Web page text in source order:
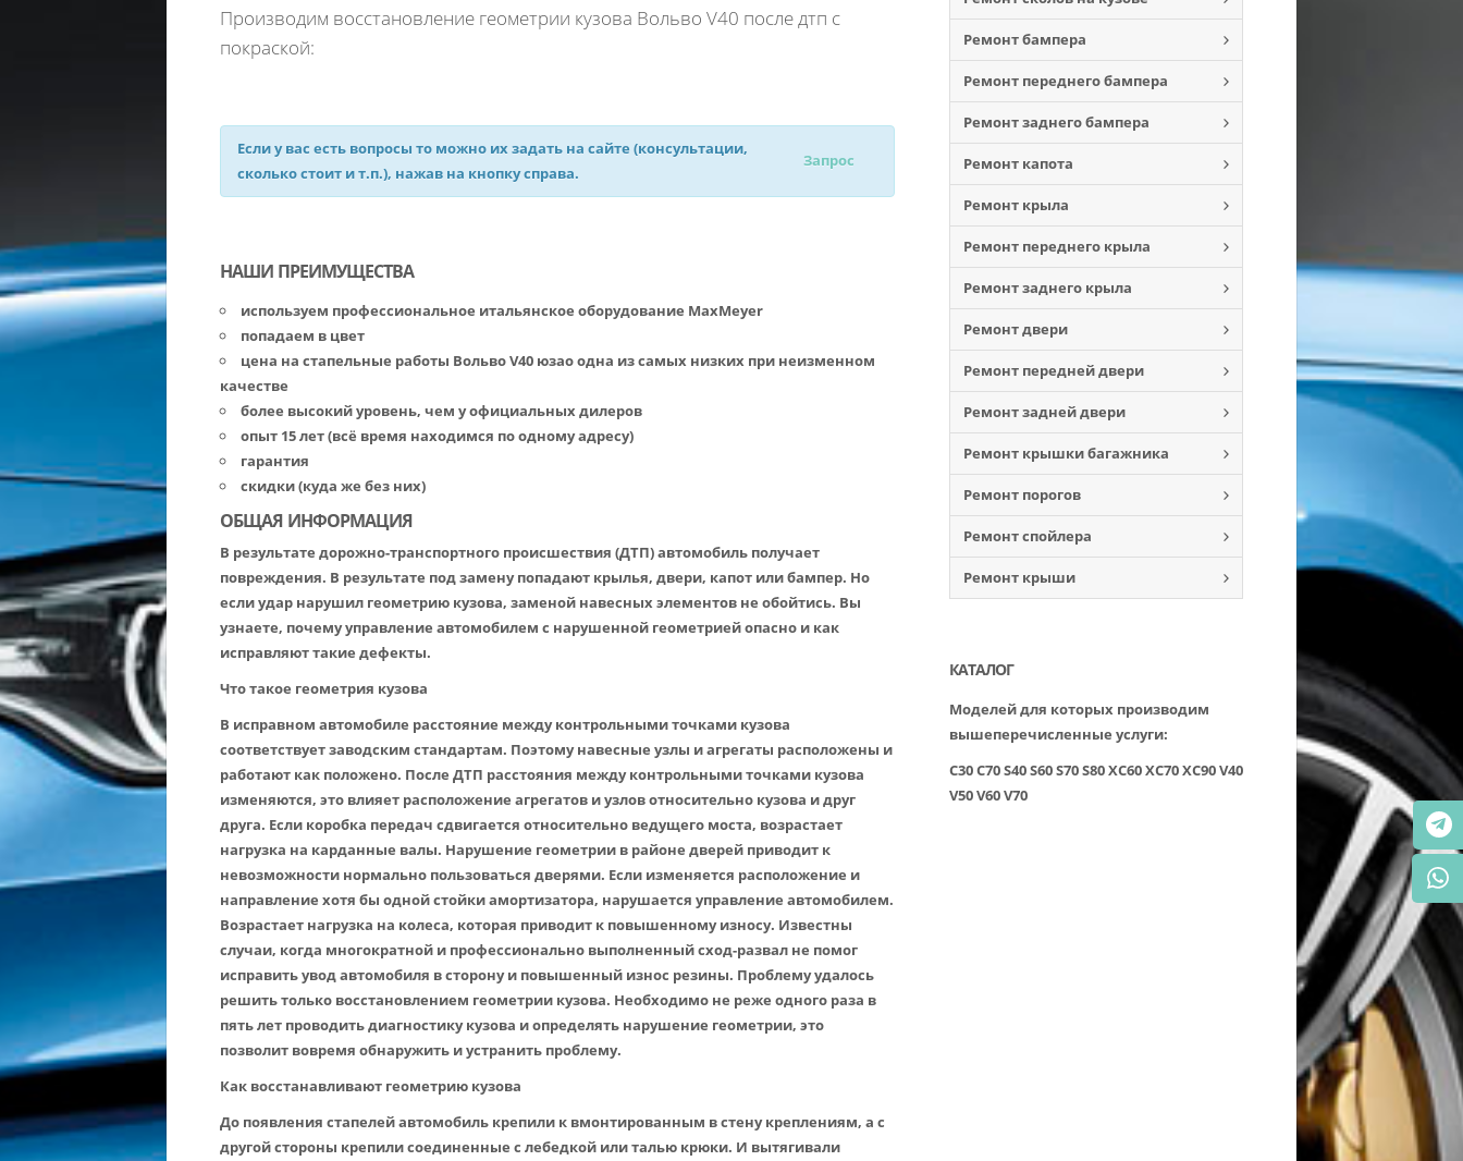
Производим восстановление геометрии кузова Вольво V40 после дтп с
покраской:
Если у вас есть вопросы то можно их задать на сайте (консультации,
сколько стоит и т.п.), нажав на кнопку справа.
Запрос
НАШИ ПРЕИМУЩЕСТВА
используем профессиональное итальянское оборудование MaxMeyer
попадаем в цвет
цена на стапельные работы Вольво V40 юзао одна из самых низких при неизменном
качестве
более высокий уровень, чем у официальных дилеров
опыт 15 лет (всё время находимся по одному адресу)
гарантия
скидки (куда же без них)
ОБЩАЯ ИНФОРМАЦИЯ
В результате дорожно-транспортного происшествия (ДТП) автомобиль получает
повреждения. В результате под замену попадают крылья, двери, капот или бампер. Но
если удар нарушил геометрию кузова, заменой навесных элементов не обойтись. Вы
узнаете, почему управление автомобилем с нарушенной геометрией опасно и как
исправляют такие дефекты.
Что такое геометрия кузова
В исправном автомобиле расстояние между контрольными точками кузова
соответствует заводским стандартам. Поэтому навесные узлы и агрегаты расположены и
работают как положено. После ДТП расстояния между контрольными точками кузова
изменяются, это влияет расположение агрегатов и узлов относительно кузова и друг
друга. Если коробка передач сдвигается относительно ведущего моста, возрастает
нагрузка на карданные валы. Нарушение геометрии в районе дверей приводит к
невозможности нормально пользоваться дверями. Если изменяется расположение и
направление хотя бы одной стойки амортизатора, нарушается управление автомобилем.
Возрастает нагрузка на колеса, которая приводит к повышенному износу. Известны
случаи, когда многократной и профессионально выполненный сход-развал не помог
исправить увод автомобиля в сторону и повышенный износ резины. Проблему удалось
решить только восстановлением геометрии кузова. Необходимо не реже одного раза в
пять лет проводить диагностику кузова и определять нарушение геометрии, это
позволит вовремя обнаружить и устранить проблему.
Как восстанавливают геометрию кузова
До появления стапелей автомобиль крепили к вмонтированным в стену креплениям, а с
другой стороны крепили соединенные с лебедкой или талью крюки. И вытягивали
Ремонт бампера
Ремонт переднего бампера
Ремонт заднего бампера
Ремонт капота
Ремонт крыла
Ремонт переднего крыла
Ремонт заднего крыла
Ремонт двери
Ремонт передней двери
Ремонт задней двери
Ремонт крышки багажника
Ремонт порогов
Ремонт спойлера
Ремонт крыши
КАТАЛОГ
Моделей для которых производим
вышеперечисленные услуги:
C30C70S40S60S70S80XC60XC70XC90V40
V50V60V70